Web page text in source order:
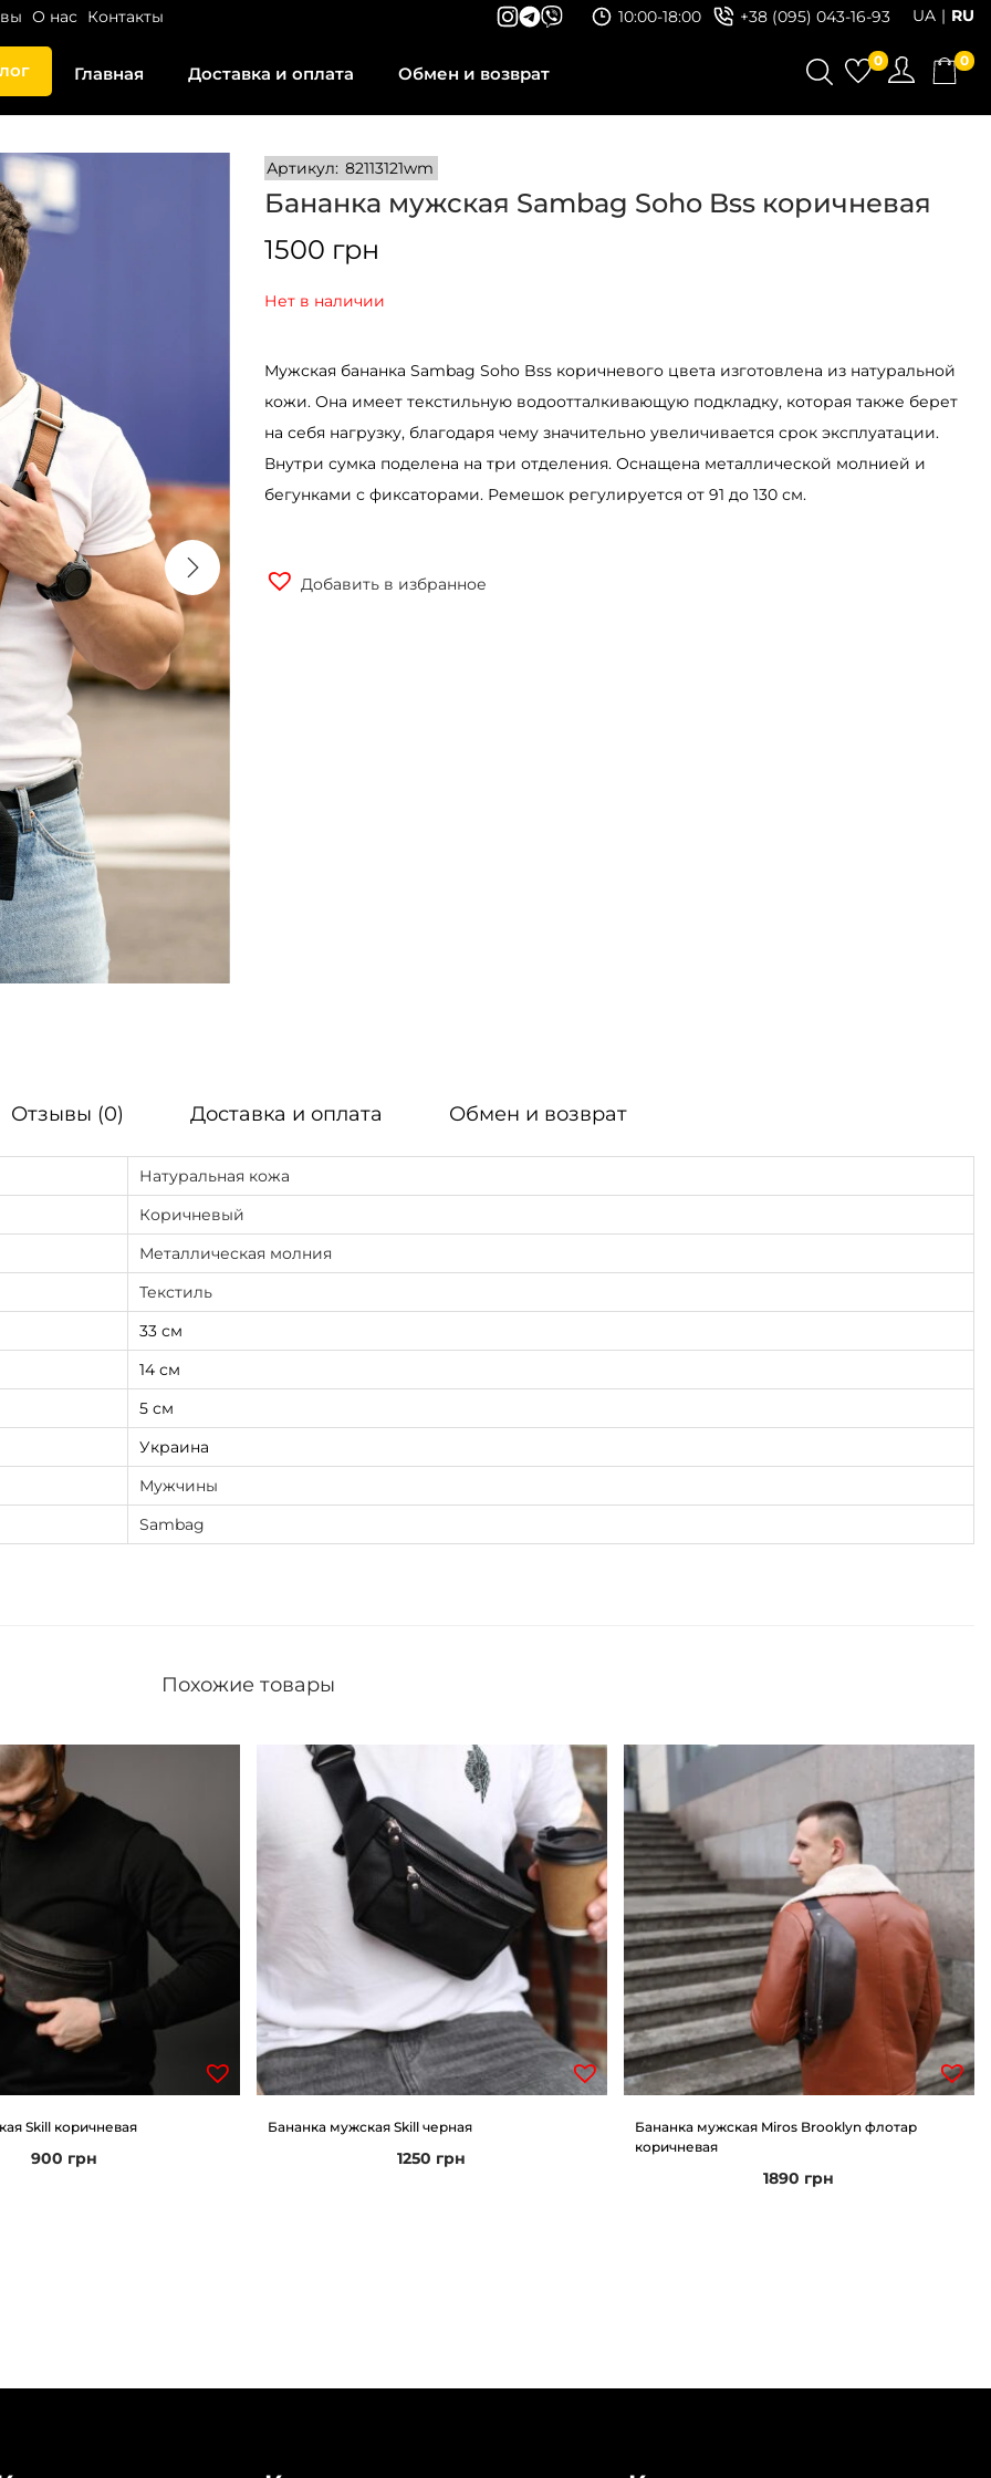
О нас Контакты 10:00-18:00 +38 (095) 043-16-93 UA RU
Главная Доставка и оплата Обмен и возврат
0 0
Артикул: 82113121wm
Бананка мужская Sambag Soho Bss коричневая
1500 грн
Нет в наличии
Мужская бананка Sambag Soho Bss коричневого цвета изготовлена ​​из натуральной
кожи. Она имеет текстильную водоотталкивающую подкладку, которая также берет
на себя нагрузку, благодаря чему значительно увеличивается срок эксплуатации.
Внутри сумка поделена на три отделения. Оснащена металлической молнией и
бегунками с фиксаторами. Ремешок регулируется от 91 до 130 см.
Добавить в избранное
Отзывы (0) Доставка и оплата Обмен и возврат
Натуральная кожа
Коричневый
Металлическая молния
Текстиль
33 см
14 см
5 см
Украина
Мужчины
Sambag
Похожие товары
Skill коричневая
900 грн
Бананка мужская Skill черная
1250 грн
Бананка мужская Miros Brooklyn флотар
коричневая
1890 грн